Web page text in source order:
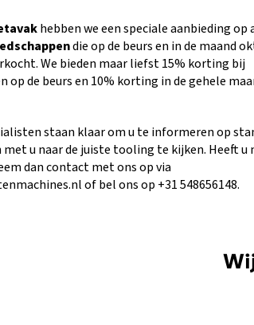
hebben we een speciale aanbieding op
die op de beurs en in de maand
We bieden maar liefst 15% korting bij
op de beurs en 10% korting in de gehele
staan klaar om u te informeren op
met u naar de juiste tooling te kijken. Heeft u
dan contact met ons op via
of bel ons op +31 548656148.